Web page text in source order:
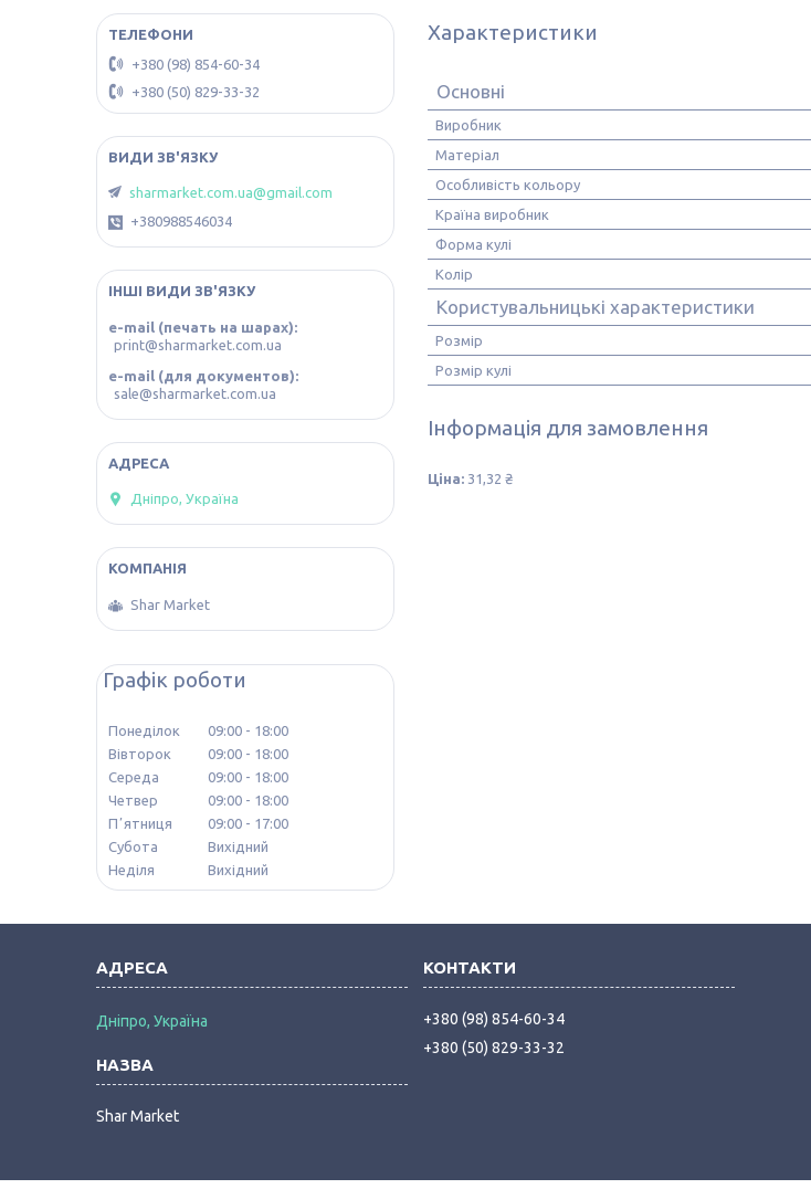
Характеристики
Основні
Виробник
Матеріал
Особливість кольору
Країна виробник
Форма кулі
Колір
Користувальницькі характеристики
Розмір
Розмір кулі
Інформація для замовлення
Ціна: 31,32 ₴
+380 (98) 854-60-34
+380 (50) 829-33-32
sharmarket.com.ua@gmail.com
+380988546034
ІНШІ ВИДИ ЗВ'ЯЗКУ
e-mail (печать на шарах)
print@sharmarket.com.ua
e-mail (для документов)
sale@sharmarket.com.ua
Дніпро, Україна
Shar Market
Графік роботи
Понеділок 09:00
18:00
Вівторок
09:00
18:00
Середа
09:00
18:00
Четвер
09:00
18:00
Пʼятниця
09:00
17:00
Субота
Вихідний
Неділя
Вихідний
Дніпро, Україна
Shar Market
+380 (98) 854-60-34
+380 (50) 829-33-32